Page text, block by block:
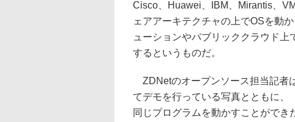
Cisco、Huawei、IBM、Mirantis、
ェアアーキテクチャの上でOSを動
ューションやパブリッククラウド
するというものだ。
ZDNetのオープンソース担当記者
てデモを行っている写真とともに、
同じプログラムを動かすことができ